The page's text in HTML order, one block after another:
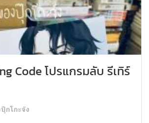
Code โปรแกรมลับ รีเทิร์
กโกะจัง